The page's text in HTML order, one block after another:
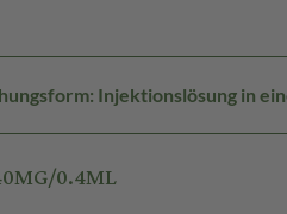
Injektionslösung in
0.4ML